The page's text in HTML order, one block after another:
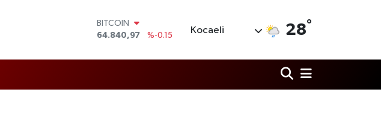
DOLAR
47,7436
%0.18
55,2510
%0.32
Kocaeli 28°